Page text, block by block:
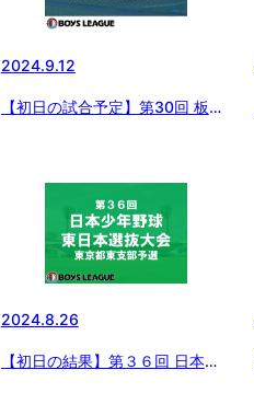
2024.9.12
【初日の試合予定】第30回 板橋
2024.8.26
【初日の結果】第３６回 日本少